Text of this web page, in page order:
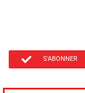
S'ABONNER